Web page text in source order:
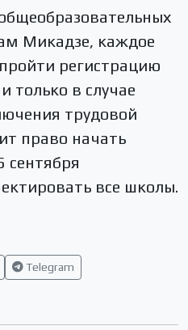
Микадзе, каждое
регистрацию
только в случае
трудовой
право начать
сентября
все школы.
Telegram